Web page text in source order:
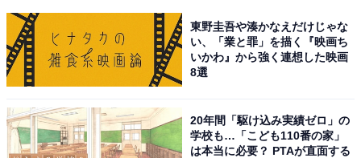
第2位：チャ・ウヌ
東野圭吾や湊かなえだけじゃな
い、「業と罪」を描く『映画ち
いかわ』から強く連想した映画
8選
20年間「駆け込み実績ゼロ」の
学校も…「こども110番の家」
は本当に必要？ PTAが直面する